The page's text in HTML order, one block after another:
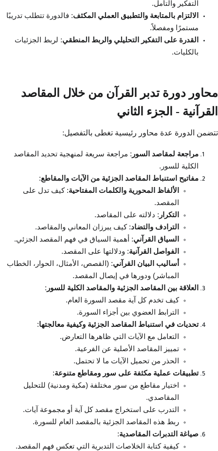
التفكير والتأمل.
الالتزام بالمتابعة والتطبيق العملي المكثف: فالدورة تتطلب تدريبًا
مستمرًا ومفصلاً.
القدرة على التفكير التحليلي والربط المنطقي: لربط الجزئيات
بالكليات.
محاور دورة تدبر القرآن من خلال المقاصد
القرآنية - الجزء الثاني
تتضمن الدورة عدة محاور رئيسية تغطى بالتفصيل:
مراجعة لمقاصد السور : مراجعة سريعة لمنهجية تحديد المقاصد
الكلية للسور.
مفاتيح استنباط المقاصد الجزئية من الآيات والمقاطع:
الألفاظ المحورية والكلمات المفتاحية: كيف تدل على
المقصد.
التكرار : دلالته على المقاصد.
الترادف والتضاد: كيف يبرزان المعاني والمقاصد.
السياق القرآني: أهمية السياق في فهم المقصد الجزئي.
الفواصل القرآنية: ودلالتها على المقصد.
أساليب البيان القرآني: (القصص، الأمثال، الحوار، الخطاب
المباشر) ودورها في إيصال المقصد.
العلاقة بين المقاصد الجزئية والمقاصد الكلية للسور :
كيف تخدم كل آية مقصد السورة العام.
الترابط العضوي بين أجزاء السورة.
تحديات في استنباط المقاصد الجزئية وكيفية معالجتها:
التعامل مع الآيات التي ظاهرها التعارض.
تمييز المقاصد الأصلية عن الفرعية.
الحذر من تحميل الآيات ما لا تحتمل.
تطبيقات عملية مكثفة على سور ومقاطع متنوعة:
اختيار مقاطع من سور مختلفة (مكية ومدنية) للتحليل
المقاصدي.
التدرب على استخراج مقصد كل آية أو مجموعة آيات.
ربط هذه المقاصد الجزئية بالمقصد العام للسورة.
صياغة التدبرات المقاصدية:
كيفية كتابة الخلاصات التدبرية التي تعكس فهم المقصد.